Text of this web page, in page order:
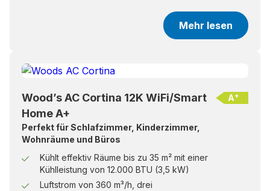
Mehr lesen
A+
Wood’s AC Cortina 12K WiFi/Smart
Home A+
Perfekt für Schlafzimmer, Kinderzimmer,
Wohnräume und Büros
Kühlt effektiv Räume bis zu 35 m² mit einer
Kühlleistung von 12.000 BTU (3,5 kW)
Luftstrom von 360 m³/h, drei